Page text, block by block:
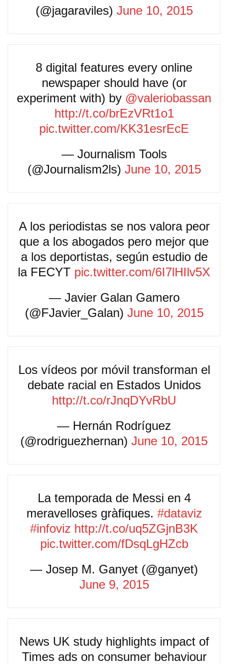
(@jagaraviles) June 10, 2015
8 digital features every online
newspaper should have (or
experiment with) by @valeriobassan
http://t.co/brEzVRt1o1
pic.twitter.com/KK31esrEcE
— Journalism Tools
(@Journalism2ls) June 10, 2015
A los periodistas se nos valora peor
que a los abogados pero mejor que
a los deportistas, según estudio de
la FECYT pic.twitter.com/6I7lHIlv5X
— Javier Galan Gamero
(@FJavier_Galan) June 10, 2015
Los vídeos por móvil transforman el
debate racial en Estados Unidos
http://t.co/rJnqDYvRbU
— Hernán Rodríguez
(@rodriguezhernan) June 10, 2015
La temporada de Messi en 4
meravelloses gràfiques. #dataviz
#infoviz http://t.co/uq5ZGjnB3K
pic.twitter.com/fDsqLgHZcb
— Josep M. Ganyet (@ganyet)
June 9, 2015
News UK study highlights impact of
Times ads on consumer behaviour